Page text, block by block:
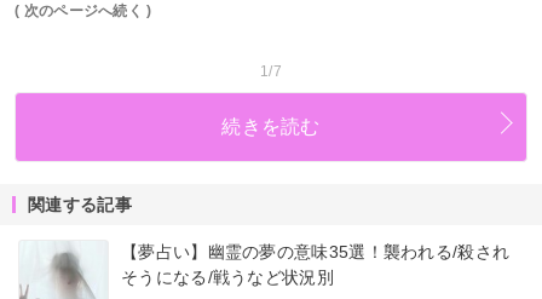
( 次のページへ続く )
1/7
続きを読む
関連する記事
【夢占い】幽霊の夢の意味35選！襲われる/殺され
そうになる/戦うなど状況別